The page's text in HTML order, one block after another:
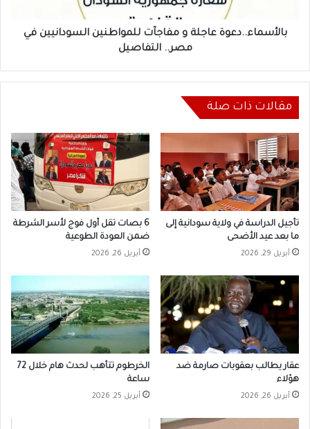
بالأسماء..دعوة عاجلة و مفاجآت للمواطنين السودانيين في
مصر.. التفاصيل
مقالات ذات صلة
تأجيل الدراسة في ولاية سودانية إلى
ما بعد عيد الأضحى
أبريل 29, 2026
6 بصات تقل أول فوج لأسر الشرطة
ضمن العودة الطوعية
أبريل 26, 2026
عقار يطالب بعقوبات صارمة ضد
هؤلاء
أبريل 26, 2026
الخرطوم تتأهب لحدث هام خلال 72
ساعة
أبريل 25, 2026